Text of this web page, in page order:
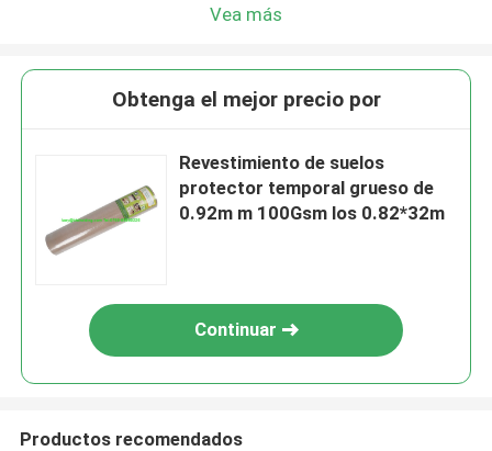
Vea más
Obtenga el mejor precio por
Revestimiento de suelos
protector temporal grueso de
0.92m m 100Gsm los 0.82*32m
Continuar
Productos recomendados